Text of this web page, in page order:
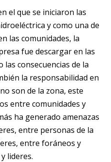
el que se iniciaron las
y como una de
las comunidades, la
fue descargar en las
consecuencias de la
la responsabilidad en
son de la zona, este
entre comunidades y
ha generado amenazas
entre personas de la
entre foráneos y
lideres.